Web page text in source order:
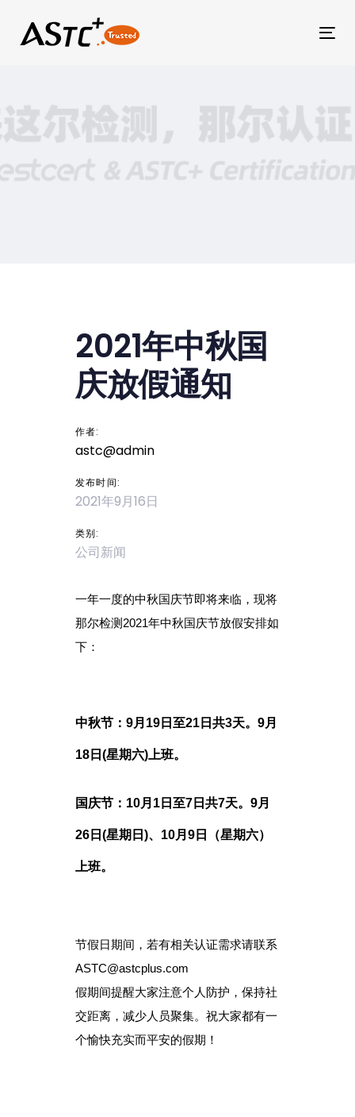
2021年中秋国
庆放假通知
作者:
astc@admin
发布时间:
2021年9月16日
类别:
公司新闻
一年一度的中秋国庆节即将来临，现将
那尔检测2021年中秋国庆节放假安排如
下：
中秋节：9月19日至21日共3天。9月
18日(星期六)上班。
国庆节：10月1日至7日共7天。9月
26日(星期日)、10月9日（星期六）
上班。
节假日期间，若有相关认证需求请联系
ASTC@astcplus.com
假期间提醒大家注意个人防护，保持社
交距离，减少人员聚集。祝大家都有一
个愉快充实而平安的假期！